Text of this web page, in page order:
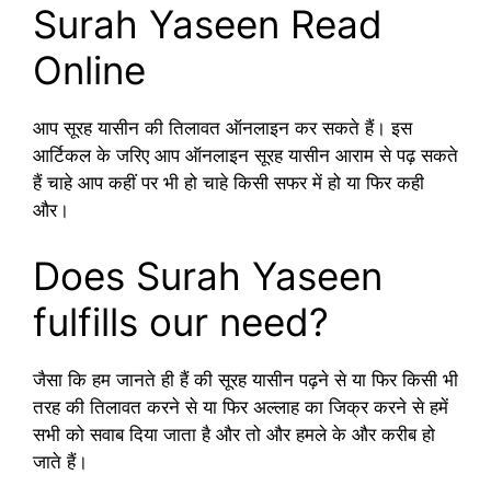
Surah Yaseen Read
Online
आप सूरह यासीन की तिलावत ऑनलाइन कर सकते हैं। इस
आर्टिकल के जरिए आप ऑनलाइन सूरह यासीन आराम से पढ़ सकते
हैं चाहे आप कहीं पर भी हो चाहे किसी सफर में हो या फिर कही
और।
Does Surah Yaseen
fulfills our need?
जैसा कि हम जानते ही हैं की सूरह यासीन पढ़ने से या फिर किसी भी
तरह की तिलावत करने से या फिर अल्लाह का जिक्र करने से हमें
सभी को सवाब दिया जाता है और तो और हमले के और करीब हो
जाते हैं।